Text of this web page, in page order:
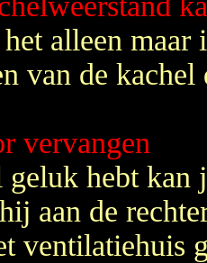
alleen maar
van de
vervangen
geluk hebt
aan de
ventilatiehuis